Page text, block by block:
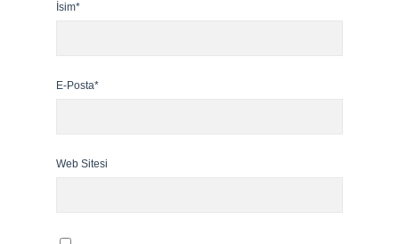
İsim*
E-Posta*
Web Sitesi